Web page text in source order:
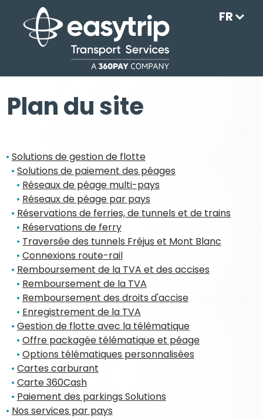
FR
Plan du site
Solutions de gestion de flotte
Solutions de paiement des péages
Réseaux de péage multi-pays
Réseaux de péage par pays
Réservations de ferries, de tunnels et de trains
Réservations de ferry
Traversée des tunnels Fréjus et Mont Blanc
Connexions route-rail
Remboursement de la TVA et des accises
Remboursement de la TVA
Remboursement des droits d'accise
Enregistrement de la TVA
Gestion de flotte avec la télématique
Offre packagée télématique et péage
Options télématiques personnalisées
Cartes carburant
Carte 360Cash
Paiement des parkings Solutions
Nos services par pays